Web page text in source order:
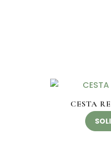
CESTA